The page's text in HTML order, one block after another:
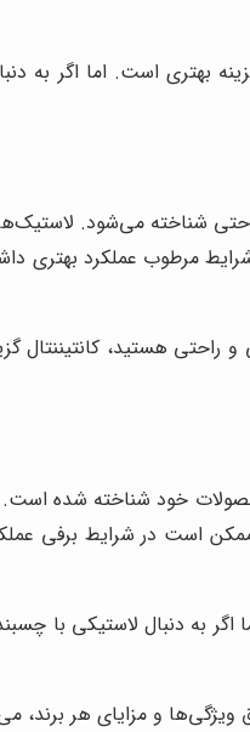
بهتری است. اما اگر
راحتی شناخته می‌شود.
مرطوب عملکرد بهتری
هستید، کانتیننتال
محصولات خود شناخته
است در شرایط برفی
اگر به دنبال لاستیکی با
و مزایای هر برند،